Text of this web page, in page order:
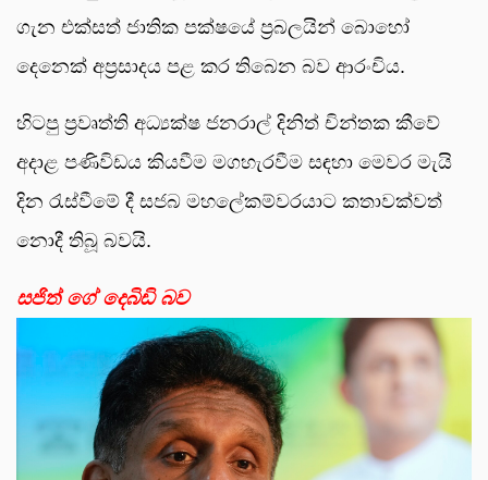
ගැන එක්සත් ජාතික පක්ෂයේ ප්‍රබලයින් බොහෝ
දෙනෙක් අප්‍රසාදය පළ කර තිබෙන බව ආරංචිය.
හිටපු ප්‍රවෘත්ති අධ්‍යක්ෂ ජනරාල් දිනිත් චින්තක කීවේ
අදාළ පණිවිඩය කියවීම මගහැරවීම සඳහා මෙවර මැයි
දින රැස්වීමේ දී සජබ මහලේකම්වරයාට කතාවක්වත්
නොදී තිබූ බවයි.
සජිත් ගේ දෙබිඩි බව